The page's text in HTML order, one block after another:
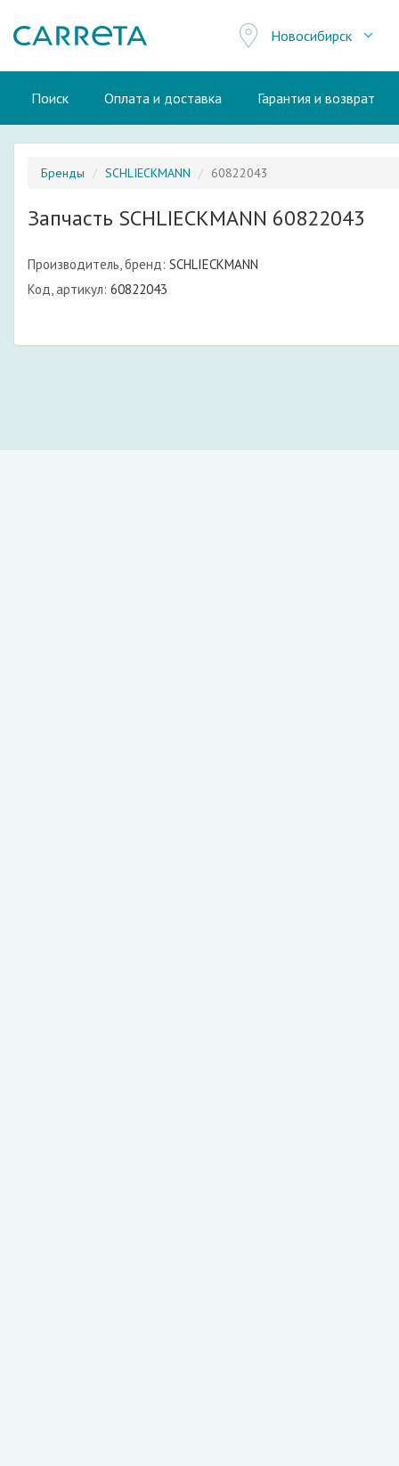
Новосибирск
Поиск Оплата и доставка Гарантия и возврат
Бренды SCHLIECKMANN 60822043
Запчасть SCHLIECKMANN 60822043
Производитель, бренд: SCHLIECKMANN
Код, артикул: 60822043